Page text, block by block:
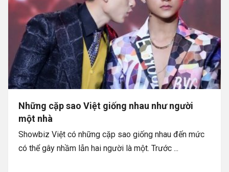
Những cặp sao Việt giống nhau như người
một nhà
Showbiz Việt có những cặp sao giống nhau đến mức
có thể gây nhầm lẫn hai người là một. Trước ...